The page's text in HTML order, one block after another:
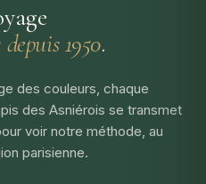
1950.
des couleurs, chaque
des Asniérois se transmet
voir notre méthode, au
parisienne.